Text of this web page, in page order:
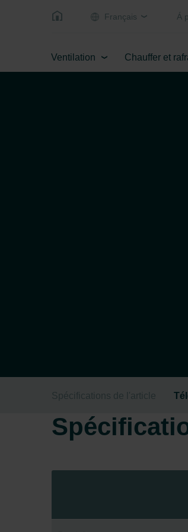
Français Á
Ventilation Chauffer et
Spécifications de l'article